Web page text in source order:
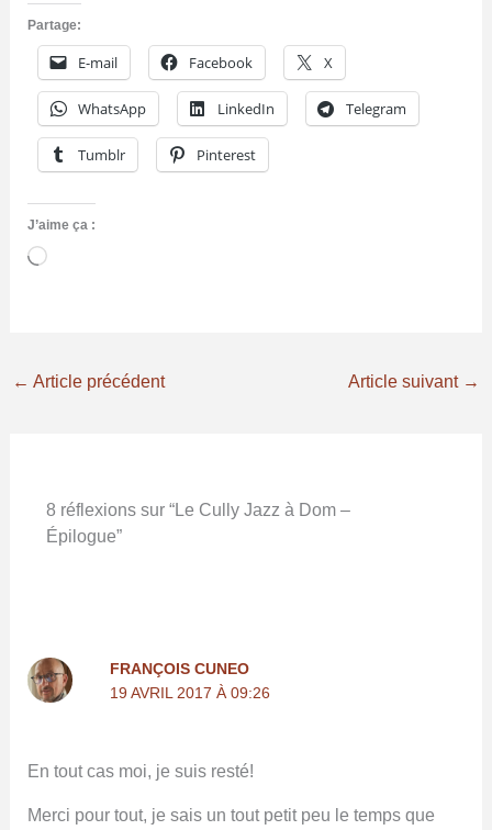
Partage:
E-mail Facebook X
WhatsApp LinkedIn Telegram
Tumblr Pinterest
J’aime ça :
Chargement…
← Article précédent Article suivant →
8 réflexions sur “Le Cully Jazz à Dom –
Épilogue”
FRANÇOIS CUNEO
19 AVRIL 2017 À 09:26
En tout cas moi, je suis resté!
Merci pour tout, je sais un tout petit peu le temps que